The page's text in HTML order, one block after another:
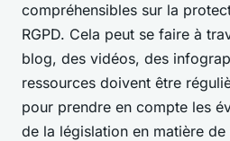
compréhensibles sur la
RGPD. Cela peut se faire à
blog, des vidéos, des
ressources doivent être
pour prendre en compte les
de la législation en matière